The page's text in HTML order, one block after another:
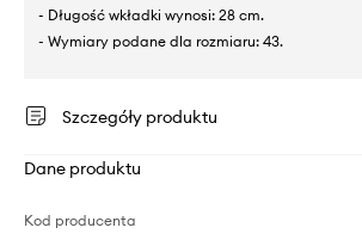
- Długość wkładki wynosi: 28 cm.
- Wymiary podane dla rozmiaru: 43.
Szczegóły produktu
Dane produktu
Kod producenta